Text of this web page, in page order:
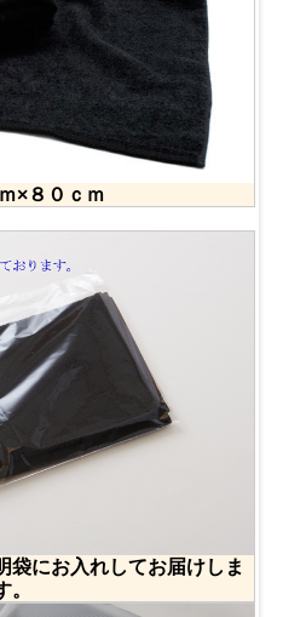
×８０ｃｍ
にお入れしてお届けしま
。